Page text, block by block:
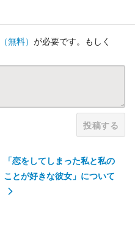
（無料） が必要です。もしく
投稿する
「恋をしてしまった私と私の
ことが好きな彼女」について